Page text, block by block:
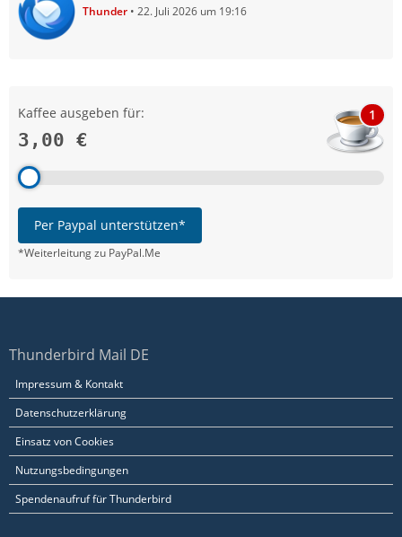
Thunder 22. Juli 2026 um 19:16
Kaffee ausgeben für:
3,00 €
1
Per Paypal unterstützen*
*Weiterleitung zu PayPal.Me
Thunderbird Mail DE
Impressum & Kontakt
Datenschutzerklärung
Einsatz von Cookies
Nutzungsbedingungen
Spendenaufruf für Thunderbird